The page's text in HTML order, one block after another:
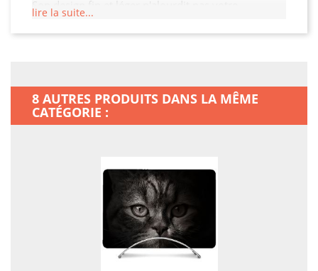
Son design fin et léger n'alourdit pas votre
MacBook Neo, tout en garantissant une protection
optimale contre les chocs, les rayures et les chutes.
lire la suite...
8 AUTRES PRODUITS DANS LA MÊME
CATÉGORIE :